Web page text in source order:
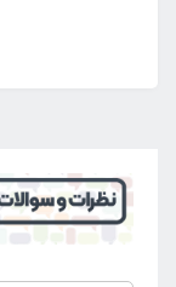
برزنت قرار
مورد استفاده
خرید محصول